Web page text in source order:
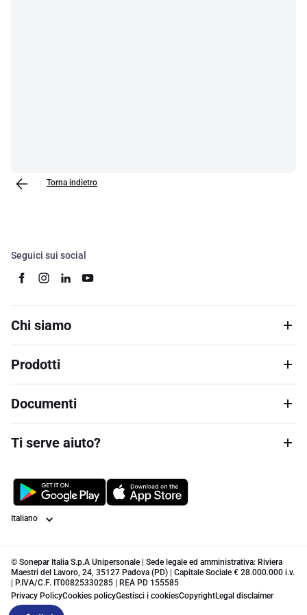
Torna indietro
Seguici sui social
Chi siamo
Prodotti
Documenti
Ti serve aiuto?
Lingua
© Sonepar Italia S.p.A Unipersonale | Sede legale ed amministrativa: Riviera
Maestri del Lavoro, 24, 35127 Padova (PD) | Capitale Sociale € 28.000.000 i.v.
| P.IVA/C.F. IT00825330285 | REA PD 155585
Privacy PolicyCookies policyGestisci i cookiesCopyrightLegal disclaimer